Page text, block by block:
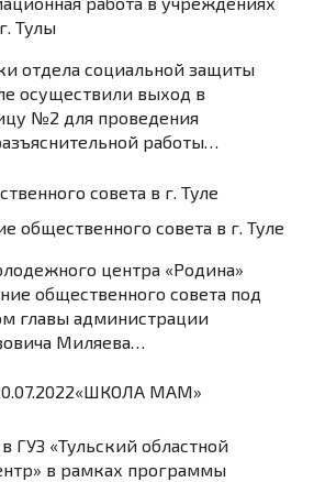
Тулы
отдела социальной защиты
осуществили выход в
№2 для проведения
работы…
общественного совета в г. Туле
центра «Родина»
общественного совета под
главы администрации
Миляева…
«ШКОЛА МАМ»
ГУЗ «Тульский областной
в рамках программы